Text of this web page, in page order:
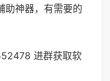
助神器，有需要的
进群获取软